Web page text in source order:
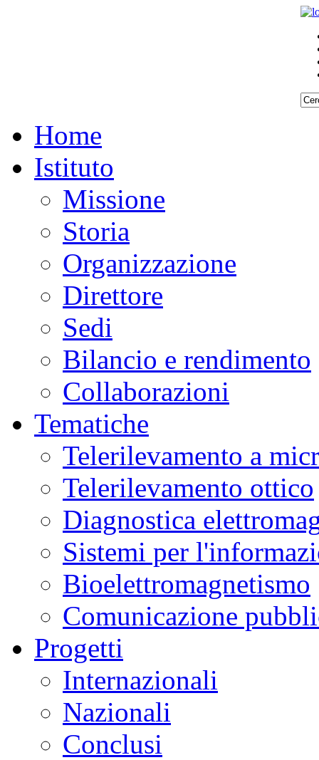
Home
Istituto
Missione
Storia
Organizzazione
Direttore
Sedi
Bilancio e rendimento
Collaborazioni
Tematiche
Telerilevamento a
Telerilevamento ottico
Diagnostica
Sistemi per
Bioelettromagnetismo
Comunicazione
Progetti
Internazionali
Nazionali
Conclusi